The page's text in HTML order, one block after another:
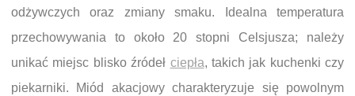
odżywczych oraz zmiany smaku. Idealna temperatura
przechowywania to około 20 stopni Celsjusza; należy
unikać miejsc blisko źródeł ciepła, takich jak kuchenki czy
piekarniki. Miód akacjowy charakteryzuje się powolnym